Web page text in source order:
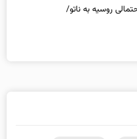
روسیه به ناتو/